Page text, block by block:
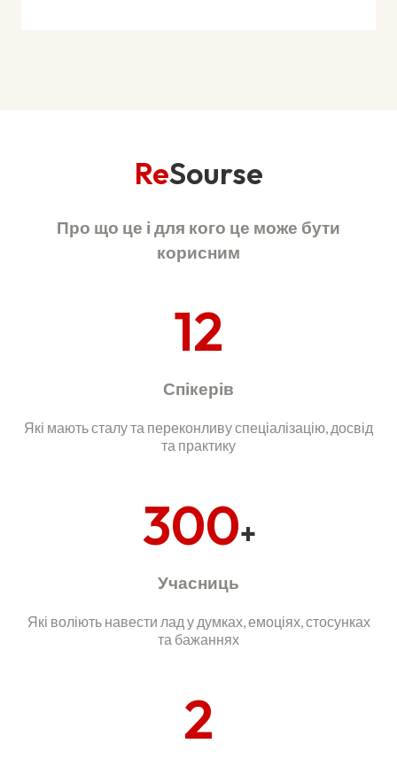
ReSourse
Про що це і для кого це може бути
корисним
12
Спікерів
Які мають сталу та переконливу спеціалізацію, досвід
та практику
300+
Учасниць
Які воліють навести лад у думках, емоціях, стосунках
та бажаннях
2